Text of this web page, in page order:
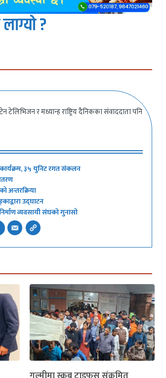
?
टेलिभिजन र मध्यान्ह राष्ट्रिय दैनिकका संवाददाता पनि
कार्यक्रम, ३५ युनिट रगत संकलन
अन्तरक्रिया
उद्घाटन
व्यवसायी संघको गुनासो